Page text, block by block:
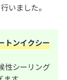
いました。
トンイクシー
性シーリング